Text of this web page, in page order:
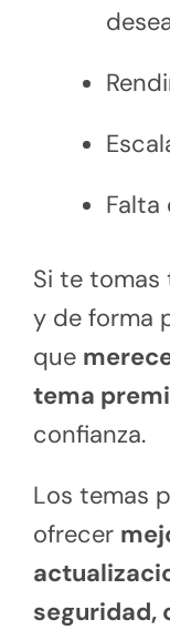
Si te tomas
y de forma
que
tema
confianza.
Los temas
ofrecer
seguridad,